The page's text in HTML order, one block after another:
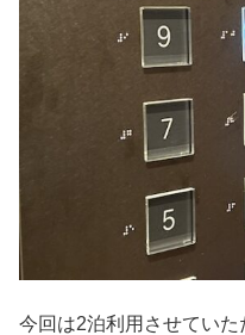
今回は2泊利用させていた